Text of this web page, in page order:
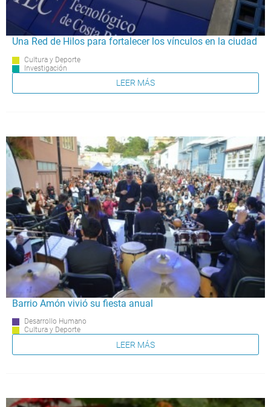
Una Red de Hilos para fortalecer los vínculos en la ciudad
Cultura y Deporte
Investigación
LEER MÁS
Barrio Amón vivió su fiesta anual
Desarrollo Humano
Cultura y Deporte
LEER MÁS